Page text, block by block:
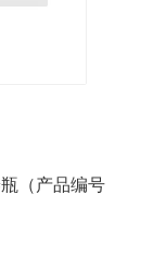
（产品编号